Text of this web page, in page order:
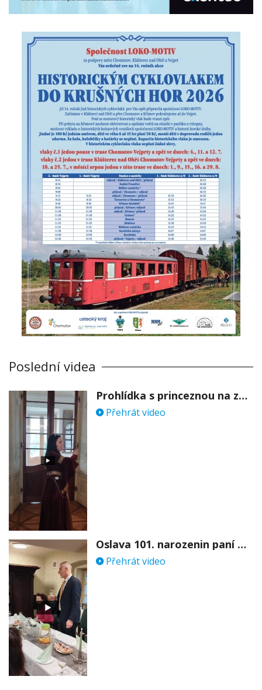
Poslední videa
Prohlídka s princeznou na zámku Stekník
Přehrát video
Oslava 101. narozenin paní Věry Skořepové
Přehrát video